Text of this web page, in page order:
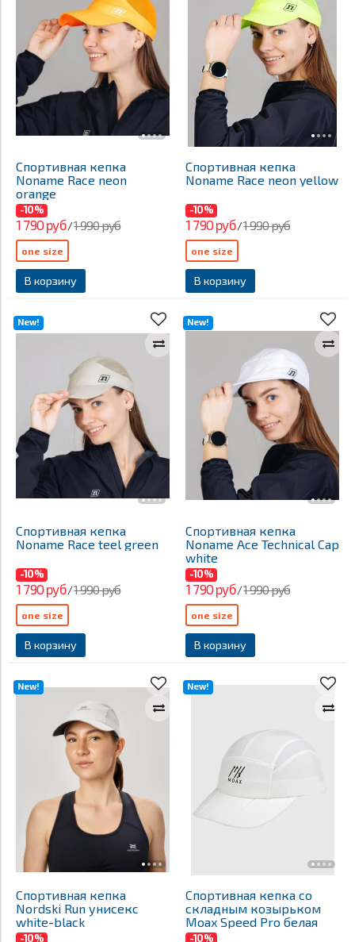
Спортивная кепка
Noname Race neon
orange
-10%
1 790 руб/1 990 руб
В корзину
one size
Спортивная кепка
Noname Race neon yellow
-10%
1 790 руб/1 990 руб
В корзину
one size
New!
Спортивная кепка
Noname Race teel green
-10%
1 790 руб/1 990 руб
В корзину
one size
New!
Спортивная кепка
Noname Ace Technical Cap
white
-10%
1 790 руб/1 990 руб
В корзину
one size
New!
Спортивная кепка
Nordski Run унисекс
white-black
-10%
New!
Спортивная кепка со
складным козырьком
Moax Speed Pro белая
-10%